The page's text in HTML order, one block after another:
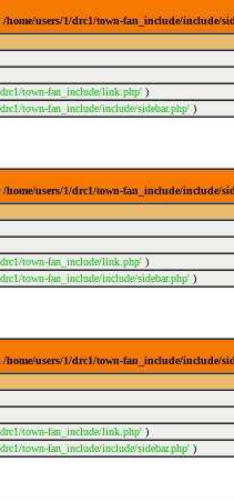
users/1/drc1/town-fan_include/include/
town-fan_include/link.php' )
town-fan_include/include/sidebar.php' )
users/1/drc1/town-fan_include/include/
town-fan_include/link.php' )
town-fan_include/include/sidebar.php' )
users/1/drc1/town-fan_include/include/
town-fan_include/link.php' )
town-fan_include/include/sidebar.php' )